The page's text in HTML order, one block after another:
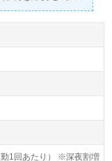
集しています。
1回あたり） ※深夜割増